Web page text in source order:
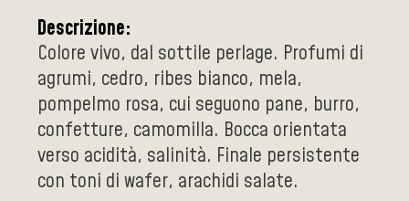
Descrizione:
Colore vivo, dal sottile perlage. Profumi di
agrumi, cedro, ribes bianco, mela,
pompelmo rosa, cui seguono pane, burro,
confetture, camomilla. Bocca orientata
verso acidità, salinità. Finale persistente
con toni di wafer, arachidi salate.